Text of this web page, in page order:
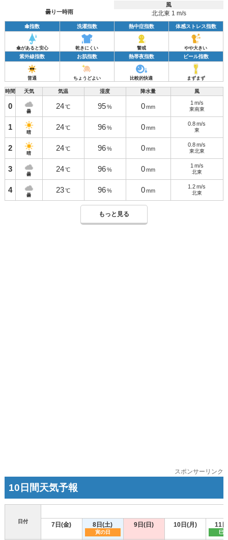
曇り一時雨
風
北北東 1 m/s
傘指数 洗濯指数 熱中症指数 体感ストレス指数
傘があると安心 乾きにくい 警戒 やや大きい
紫外線指数 お肌指数 熱帯夜指数 ビール指数
普通 ちょうどよい 比較的快適 まずまず
時間 天気 気温 湿度 降水量 風
0
曇
24 ℃ 95 % 0 mm
1 m/s
東南東
1
晴
24 ℃ 96 % 0 mm
0.8 m/s
東
2
晴
24 ℃ 96 % 0 mm
0.8 m/s
東北東
3
曇
24 ℃ 96 % 0 mm
1 m/s
北東
4
曇
23 ℃ 96 % 0 mm
1.2 m/s
北東
もっと見る
スポンサーリンク
10日間天気予報
日付 7日(金) 8日(土)
寅の日
9日(日) 10日(月) 11
巳